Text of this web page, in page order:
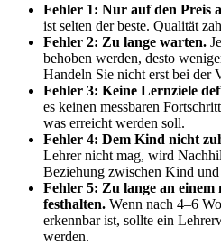
Fehler 1: Nur auf den Preis
ist selten der beste. Qualität
Fehler 2: Zu lange warten.
behoben werden, desto
Handeln Sie nicht erst bei der
Fehler 3: Keine Lernziele
es keinen messbaren
was erreicht werden soll.
Fehler 4: Dem Kind nicht
Lehrer nicht mag, wird
Beziehung zwischen Kind
Fehler 5: Zu lange an
festhalten. Wenn nach 4–6
erkennbar ist, sollte ein
werden.